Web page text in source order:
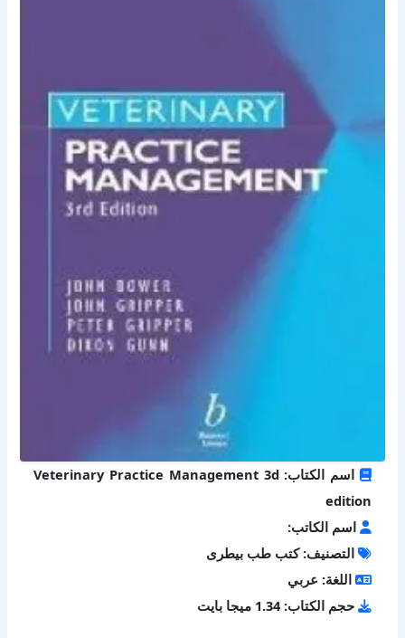
اسم الكتاب: Veterinary Practice Management 3d
edition
اسم الكاتب:
التصنيف: كتب طب بيطرى
اللغة: عربي
حجم الكتاب: 1.34 ميجا بايت